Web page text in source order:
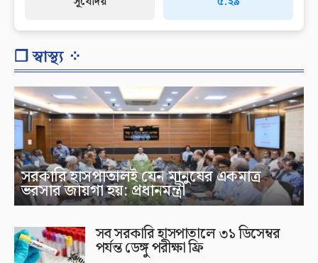
❐ স্বাস্থ্য ⁘
সরকারি হাসপাতালই যেন মানুষের একমাত্র
ভরসার জায়গা হয়: প্রধানমন্ত্রী
সব সরকারি হাসপাতালে ৩১ ডিসেম্বর
পর্যন্ত ডেঙ্গু পরীক্ষা ফ্রি